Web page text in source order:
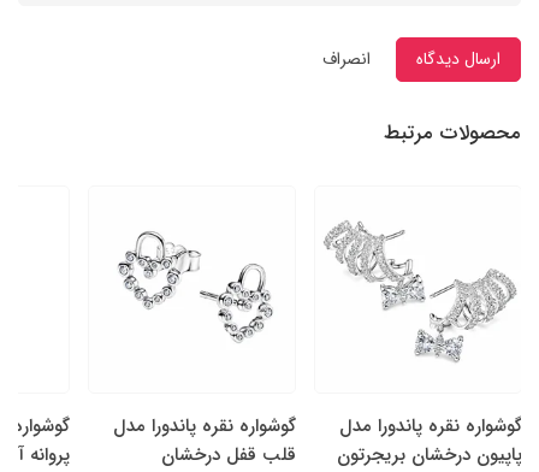
ارسال دیدگاه انصراف
محصولات مرتبط
گوشواره نقره پاندورا مدل
پاپیون درخشان بریجرتون
گوشواره نقره پاندورا مدل
قلب قفل درخشان
گوشواره
پروانه